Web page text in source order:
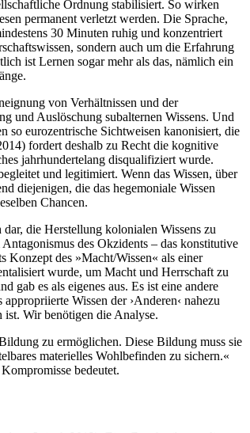
Ordnung stabilisiert. So wirken
permanent verletzt werden. Die Sprache,
30 Minuten ruhig und konzentriert
sondern auch um die Erfahrung
ist Lernen sogar mehr als das, nämlich ein
von Verhältnissen und der
und Auslöschung subalternen Wissens. Und
so eurozentrische Sichtweisen kanonisiert, die
fordert deshalb zu Recht die kognitive
jahrhundertelang disqualifiziert wurde.
und legitimiert. Wenn das Wissen, über
diejenigen, die das hegemoniale Wissen
Chancen.
die Herstellung kolonialen Wissens zu
des Okzidents – das konstitutive
des »Macht/Wissen« als einer
wurde, um Macht und Herrschaft zu
gab es als eigenes aus. Es ist eine andere
Wissen der ›Anderen‹ nahezu
ist. Wir benötigen die Analyse.
zu ermöglichen. Diese Bildung muss sie
materielles Wohlbefinden zu sichern.«
bedeutet.